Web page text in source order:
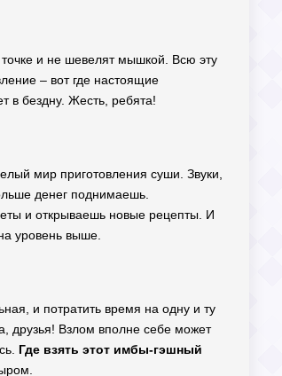
и не шевелят мышкой. Всю эту
– вот где настоящие
в бездну. Жесть, ребята!
мир приготовления суши. Звуки,
денег поднимаешь.
и открываешь новые рецепты. И
уровень выше.
и потратить время на одну и ту
друзья! Взлом вполне себе может
Где взять этот имбы-гэшный